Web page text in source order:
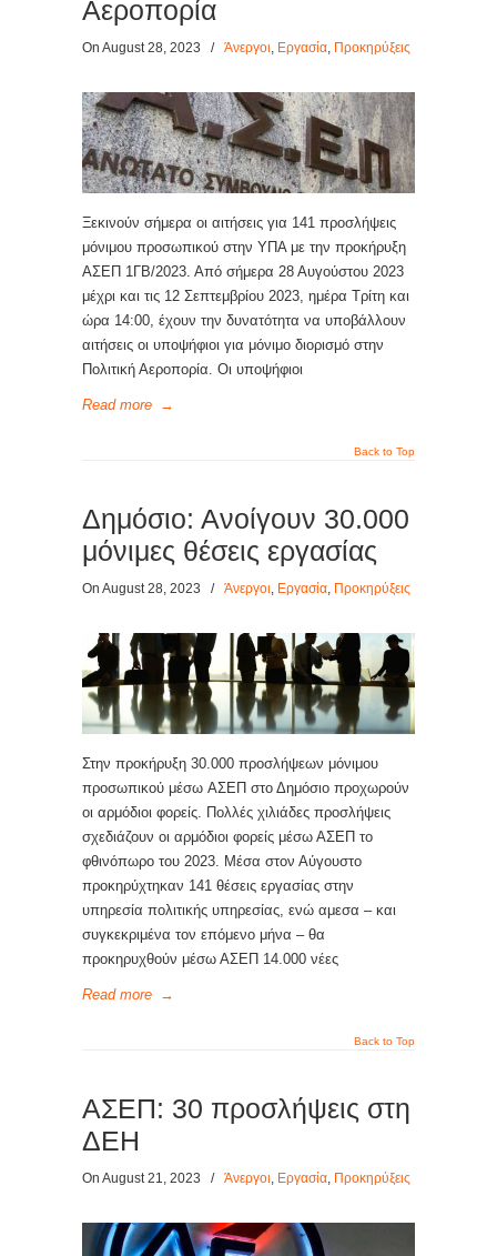
Αεροπορία
On August 28, 2023 / Άνεργοι, Εργασία, Προκηρύξεις
Ξεκινούν σήμερα οι αιτήσεις για 141 προσλήψεις
μόνιμου προσωπικού στην ΥΠΑ με την προκήρυξη
ΑΣΕΠ 1ΓΒ/2023. Από σήμερα 28 Αυγούστου 2023
μέχρι και τις 12 Σεπτεμβρίου 2023, ημέρα Τρίτη και
ώρα 14:00, έχουν την δυνατότητα να υποβάλλουν
αιτήσεις οι υποψήφιοι για μόνιμο διορισμό στην
Πολιτική Αεροπορία. Οι υποψήφιοι
Read more →
Back to Top
Δημόσιο: Ανοίγουν 30.000
μόνιμες θέσεις εργασίας
On August 28, 2023 / Άνεργοι, Εργασία, Προκηρύξεις
Στην προκήρυξη 30.000 προσλήψεων μόνιμου
προσωπικού μέσω ΑΣΕΠ στο Δημόσιο προχωρούν
οι αρμόδιοι φορείς. Πολλές χιλιάδες προσλήψεις
σχεδιάζουν οι αρμόδιοι φορείς μέσω ΑΣΕΠ το
φθινόπωρο του 2023. Μέσα στον Αύγουστο
προκηρύχτηκαν 141 θέσεις εργασίας στην
υπηρεσία πολιτικής υπηρεσίας, ενώ αμεσα – και
συγκεκριμένα τον επόμενο μήνα – θα
προκηρυχθούν μέσω ΑΣΕΠ 14.000 νέες
Read more →
Back to Top
ΑΣΕΠ: 30 προσλήψεις στη
ΔΕΗ
On August 21, 2023 / Άνεργοι, Εργασία, Προκηρύξεις